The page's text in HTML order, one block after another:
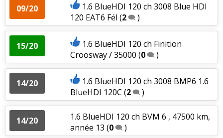
09/20
1.6 BlueHDI 120 ch 3008 Blue HDI
120 EAT6 Fél (2 )
15/20
1.6 BlueHDI 120 ch Finition
Croosway / 35000 (0 )
14/20
1.6 BlueHDI 120 ch 3008 BMP6 1.6
BlueHDI 120C (2 )
14/20
1.6 BlueHDI 120 ch BVM 6 , 47500 km,
année 13 (0 )